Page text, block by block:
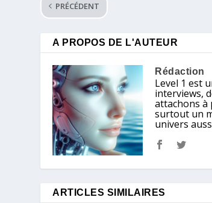
PRÉCÉDENT
A PROPOS DE L'AUTEUR
Rédaction
Level 1 est
interviews,
attachons à
surtout un
univers
ARTICLES SIMILAIRES